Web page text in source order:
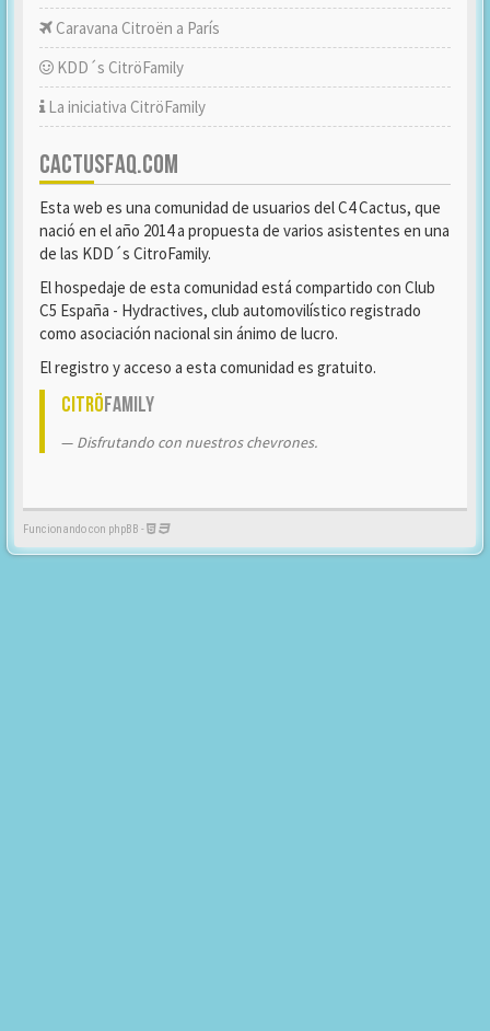
Caravana Citroën a París
KDD´s CitröFamily
La iniciativa CitröFamily
CACTUSFAQ.COM
Esta web es una comunidad de usuarios del C4 Cactus, que
nació en el año 2014 a propuesta de varios asistentes en una
de las KDD´s CitroFamily.
El hospedaje de esta comunidad está compartido con Club
C5 España - Hydractives, club automovilístico registrado
como asociación nacional sin ánimo de lucro.
El registro y acceso a esta comunidad es gratuito.
CitröFamily
Disfrutando con nuestros chevrones.
Funcionando con phpBB -